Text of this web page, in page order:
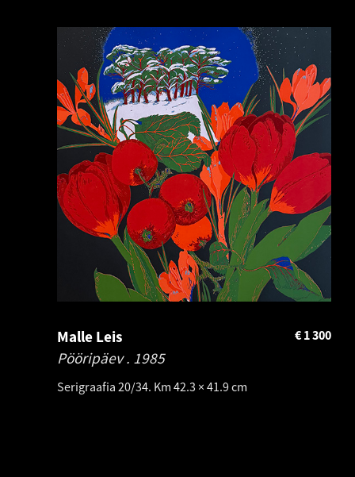
Malle Leis
Pööripäev . 1985
Serigraafia 20/34. Km 42.3 × 41.9 cm
1 300
€